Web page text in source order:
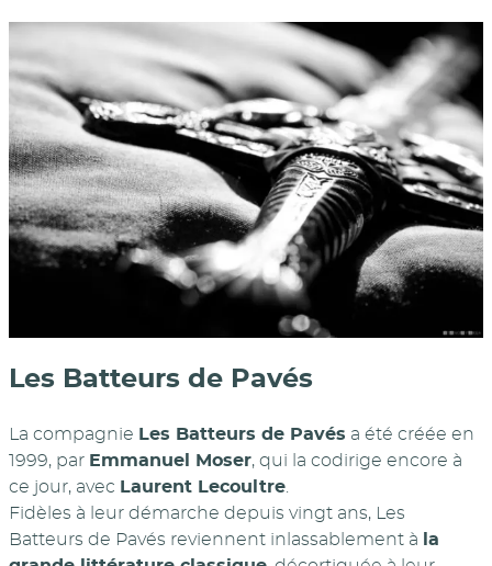
Les Batteurs de Pavés
La compagnie Les Batteurs de Pavés a été créée en
1999, par Emmanuel Moser, qui la codirige encore à
ce jour, avec Laurent Lecoultre
Fidèles à leur démarche depuis vingt ans, Les
Batteurs de Pavés reviennent inlassablement à
la